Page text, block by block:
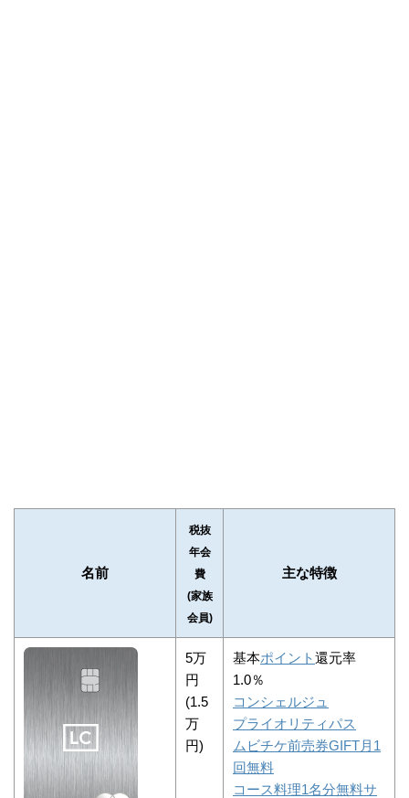
名前
税抜
年会
費
(家族
会員)
主な特徴
5万
円
(1.5
万
円)
基本ポイント還元率
1.0％
コンシェルジュ
プライオリティパス
ムビチケ前売券GIFT月1
回無料
コース料理1名分無料サ